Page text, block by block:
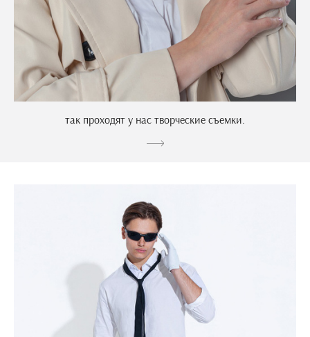
так проходят у нас творческие съемки.